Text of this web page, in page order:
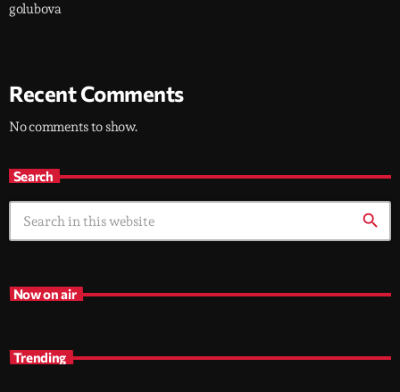
golubova
Recent Comments
No comments to show.
Search
search
Now on air
Trending